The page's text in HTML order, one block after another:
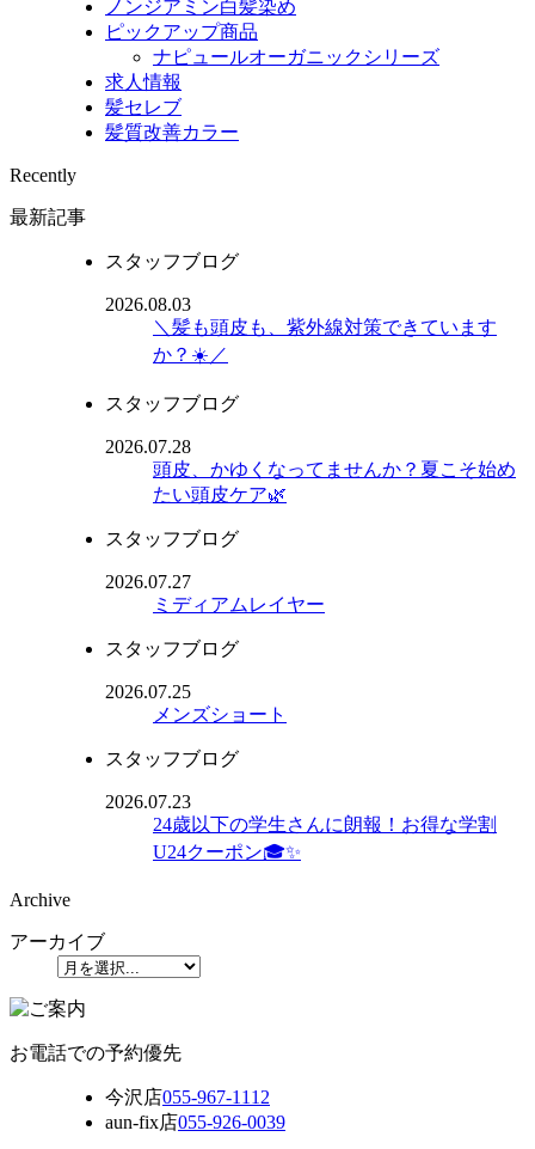
ノンジアミン白髪染め
ピックアップ商品
ナピュールオーガニックシリーズ
求人情報
髪セレブ
髪質改善カラー
Recently
最新記事
スタッフブログ
2026.08.03
＼髪も頭皮も、紫外線対策できています
か？☀️／
スタッフブログ
2026.07.28
頭皮、かゆくなってませんか？夏こそ始め
たい頭皮ケア🌿
スタッフブログ
2026.07.27
ミディアムレイヤー
スタッフブログ
2026.07.25
メンズショート
スタッフブログ
2026.07.23
24歳以下の学生さんに朗報！お得な学割
U24クーポン🎓✨
Archive
アーカイブ
お電話での予約優先
今沢店055-967-1112
aun-fix店055-926-0039